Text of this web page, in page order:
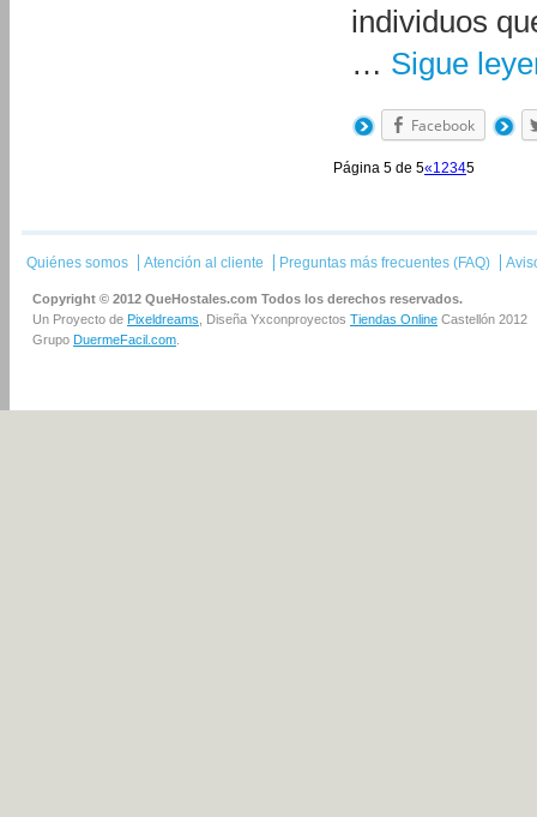
individuos
… Sigue
Facebook
Página 5 de 5«12345
Quiénes somos Atención al cliente Preguntas más frecuentes (FAQ)
Copyright © 2012 QueHostales.com Todos los derechos reservados.
Un Proyecto de Pixeldreams , Diseña Yxconproyectos Tiendas Online Castellón 2012
Grupo DuermeFacil.com